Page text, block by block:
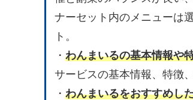
ナーセット内のメニューは
ト。
・わんまいるの基本情報や
サービスの基本情報、特徴
・わんまいるをおすすめし